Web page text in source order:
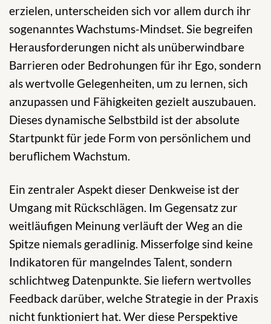
erzielen, unterscheiden sich vor allem durch ihr
sogenanntes Wachstums-Mindset. Sie begreifen
Herausforderungen nicht als unüberwindbare
Barrieren oder Bedrohungen für ihr Ego, sondern
als wertvolle Gelegenheiten, um zu lernen, sich
anzupassen und Fähigkeiten gezielt auszubauen.
Dieses dynamische Selbstbild ist der absolute
Startpunkt für jede Form von persönlichem und
beruflichem Wachstum.
Ein zentraler Aspekt dieser Denkweise ist der
Umgang mit Rückschlägen. Im Gegensatz zur
weitläufigen Meinung verläuft der Weg an die
Spitze niemals geradlinig. Misserfolge sind keine
Indikatoren für mangelndes Talent, sondern
schlichtweg Datenpunkte. Sie liefern wertvolles
Feedback darüber, welche Strategie in der Praxis
nicht funktioniert hat. Wer diese Perspektive